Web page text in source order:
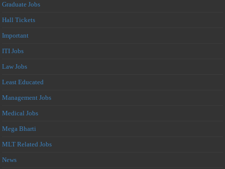
Graduate Jobs
Hall Tickets
Important
ITI Jobs
Law Jobs
Least Educated
Management Jobs
Medical Jobs
Mega Bharti
MLT Related Jobs
News